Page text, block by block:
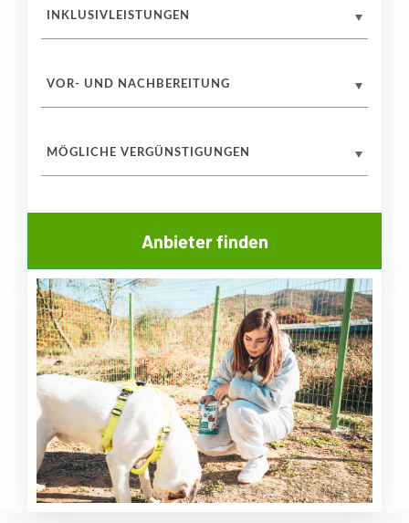
INKLUSIVLEISTUNGEN
VOR- UND NACHBEREITUNG
MÖGLICHE VERGÜNSTIGUNGEN